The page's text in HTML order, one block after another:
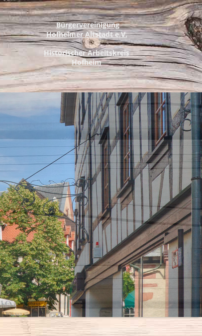
Bürgervereinigung
Hofheimer Altstadt e.V.
Historischer Arbeitskreis
Hofheim